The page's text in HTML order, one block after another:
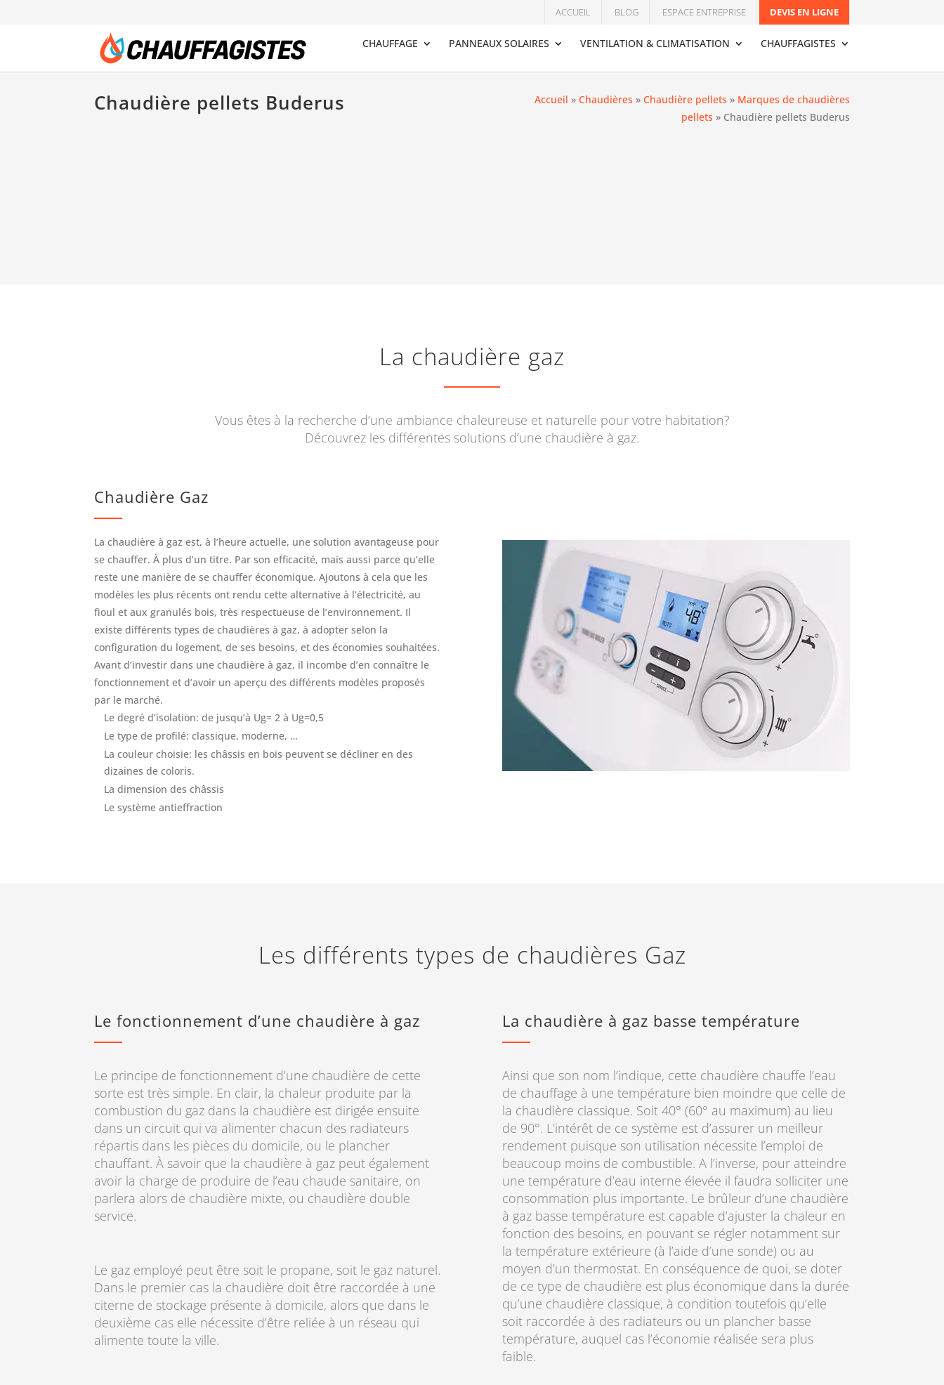
ACCUEIL BLOG ESPACE ENTREPRISE DEVIS EN LIGNE
CHAUFFAGE PANNEAUX SOLAIRES VENTILATION & CLIMATISATION CHAUFFAGISTES
Chaudière pellets Buderus Accueil » Chaudières » Chaudière pellets » Marques de chaudières
pellets » Chaudière pellets Buderus
La chaudière gaz
Vous êtes à la recherche d’une ambiance chaleureuse et naturelle pour votre habitation?
Découvrez les différentes solutions d’une chaudière à gaz.
Chaudière Gaz
La chaudière à gaz est, à l’heure actuelle, une solution avantageuse pour
se chauffer. À plus d’un titre. Par son efficacité, mais aussi parce qu’elle
reste une manière de se chauffer économique. Ajoutons à cela que les
modèles les plus récents ont rendu cette alternative à l’électricité, au
fioul et aux granulés bois, très respectueuse de l’environnement. Il
existe différents types de chaudières à gaz, à adopter selon la
configuration du logement, de ses besoins, et des économies souhaitées.
Avant d’investir dans une chaudière à gaz, il incombe d’en connaître le
fonctionnement et d’avoir un aperçu des différents modèles proposés
par le marché.
Le degré d’isolation: de jusqu’à Ug= 2 à Ug=0,5
Le type de profilé: classique, moderne, …
La couleur choisie: les châssis en bois peuvent se décliner en des
dizaines de coloris.
La dimension des châssis
Le système antieffraction
Les différents types de chaudières Gaz
Le fonctionnement d’une chaudière à gaz
Le principe de fonctionnement d’une chaudière de cette
sorte est très simple. En clair, la chaleur produite par la
combustion du gaz dans la chaudière est dirigée ensuite
dans un circuit qui va alimenter chacun des radiateurs
répartis dans les pièces du domicile, ou le plancher
chauffant. À savoir que la chaudière à gaz peut également
avoir la charge de produire de l’eau chaude sanitaire, on
parlera alors de chaudière mixte, ou chaudière double
service.
Le gaz employé peut être soit le propane, soit le gaz naturel.
Dans le premier cas la chaudière doit être raccordée à une
citerne de stockage présente à domicile, alors que dans le
deuxième cas elle nécessite d’être reliée à un réseau qui
alimente toute la ville.
La chaudière à gaz basse température
Ainsi que son nom l’indique, cette chaudière chauffe l’eau
de chauffage à une température bien moindre que celle de
la chaudière classique. Soit 40° (60° au maximum) au lieu
de 90°. L’intérêt de ce système est d’assurer un meilleur
rendement puisque son utilisation nécessite l’emploi de
beaucoup moins de combustible. A l’inverse, pour atteindre
une température d’eau interne élevée il faudra solliciter une
consommation plus importante. Le brûleur d’une chaudière
à gaz basse température est capable d’ajuster la chaleur en
fonction des besoins, en pouvant se régler notamment sur
la température extérieure (à l’aide d’une sonde) ou au
moyen d’un thermostat. En conséquence de quoi, se doter
de ce type de chaudière est plus économique dans la durée
qu’une chaudière classique, à condition toutefois qu’elle
soit raccordée à des radiateurs ou un plancher basse
température, auquel cas l’économie réalisée sera plus
faible.